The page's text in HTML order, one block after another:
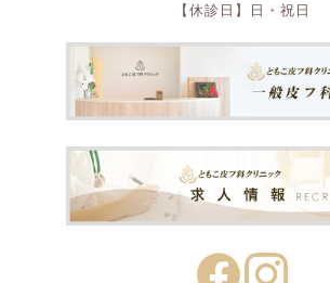
【休診日】日・祝日